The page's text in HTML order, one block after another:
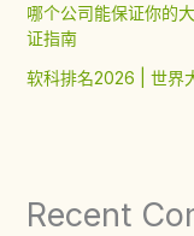
哪个公司能保证你的
证指南
软科排名2026 | 世界
Recent